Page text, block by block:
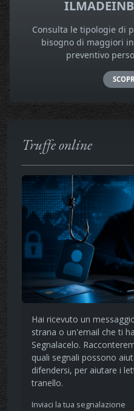
Consulta le tipologie di
bisogno di maggiori
preventivo
Truffe online
Hai ricevuto un
strana o un'email che ti
Segnalacelo.
quali segnali possono
difendersi, per aiutare i
tranello.
Inviaci la tua segnalazione